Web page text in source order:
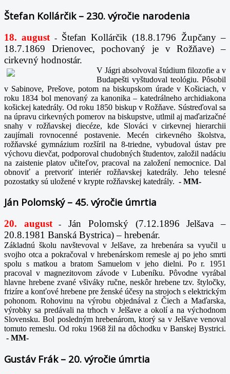
Štefan Kollárčik – 230. výročie narodenia
18. august -
Štefan Kollárčik (18.8.1796 Župčany –
18.7.1869 Drienovec, pochovaný je v Rožňave) –
cirkevný hodnostár.
V Jágri absolvoval štúdium filozofie a v
Budapešti vyštudoval teológiu. Pôsobil
v Sabinove, Prešove, potom na biskupskom úrade v Košiciach, v
roku 1834 bol menovaný za kanonika – katedrálneho archidiakona
košickej katedrály. Od roku 1850 biskup v Rožňave. Sústreďoval sa
na úpravu cirkevných pomerov na biskupstve, utlmil aj maďarizačné
snahy v rožňavskej diecéze, kde Slováci v cirkevnej hierarchii
zaujímali rovnocenné postavenie. Mecén cirkevného školstva,
rožňavské gymnázium rozšíril na 8-triedne, vybudoval ústav pre
výchovu dievčat, podporoval chudobných študentov, založil nadáciu
na zaistenie platov učiteľov, pracoval na založení nemocnice. Dal
obnoviť a pretvoriť interiér rožňavskej katedrály. Jeho telesné
pozostatky sú uložené v krypte rožňavskej katedrály. - MM-
Ján Polomský – 45. výročie úmrtia
20. august-
Ján Polomský (7.12.1896 Jelšava –
20.8.1981 Banská Bystrica) – hrebenár.
Základnú školu navštevoval v Jelšave, za hrebenára sa vyučil u
svojho otca a pokračoval v hrebenárskom remesle aj po jeho smrti
spolu s matkou a bratom Samuelom v jeho dielni. Po r. 1951
pracoval v magnezitovom závode v Lubeníku. Pôvodne vyrábal
hlavne hrebene zvané všiváky ručne, neskôr hrebene tzv. štyločky,
frizíre a konťové hrebene pre ženské účesy na strojoch s elektrickým
pohonom. Rohovinu na výrobu objednával z Čiech a Maďarska,
výrobky sa predávali na trhoch v Jelšave a okolí a na východnom
Slovensku. Bol posledným hrebenárom, ktorý sa v Jelšave venoval
tomuto remeslu. Od roku 1968 žil na dôchodku v Banskej Bystrici.
- MM-
Gustáv Frák – 20. výročie úmrtia